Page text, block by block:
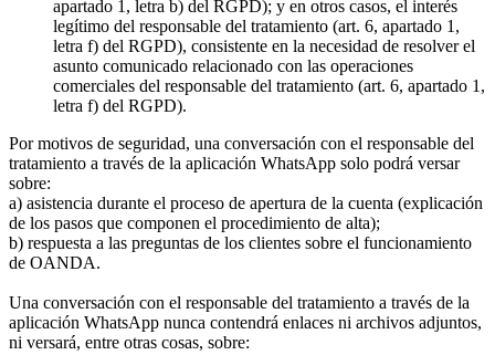
apartado 1, letra b) del RGPD); y en otros casos, el interés
legítimo del responsable del tratamiento (art. 6, apartado 1,
letra f) del RGPD), consistente en la necesidad de resolver el
asunto comunicado relacionado con las operaciones
comerciales del responsable del tratamiento (art. 6, apartado 1,
letra f) del RGPD).
Por motivos de seguridad, una conversación con el responsable del
tratamiento a través de la aplicación WhatsApp solo podrá versar
sobre:
a) asistencia durante el proceso de apertura de la cuenta (explicación
de los pasos que componen el procedimiento de alta);
b) respuesta a las preguntas de los clientes sobre el funcionamiento
de OANDA.
Una conversación con el responsable del tratamiento a través de la
aplicación WhatsApp nunca contendrá enlaces ni archivos adjuntos,
ni versará, entre otras cosas, sobre: